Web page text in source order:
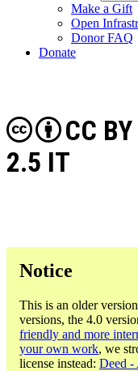
Make a Gift
Open
Donor FAQ
Donate
CC BY
2.5 IT
Notice
This is an older
versions, the 4.0
friendly and more
your own work, we
license instead: Deed -